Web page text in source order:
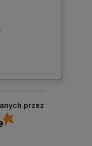
przez